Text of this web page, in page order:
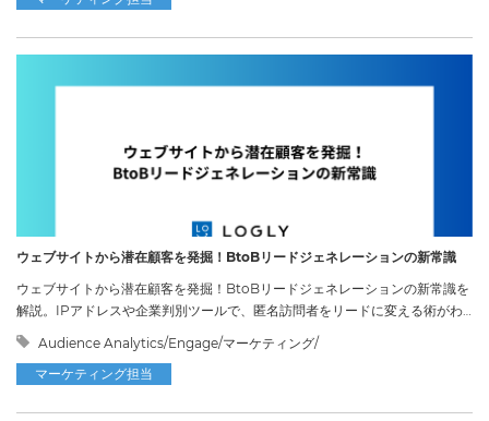
ウェブサイトから潜在顧客を発掘！BtoBリードジェネレーションの新常識
ウェブサイトから潜在顧客を発掘！BtoBリードジェネレーションの新常識を
解説。IPアドレスや企業判別ツールで、匿名訪問者をリードに変える術がわ
かります。
Audience Analytics/Engage/マーケティング/
マーケティング担当